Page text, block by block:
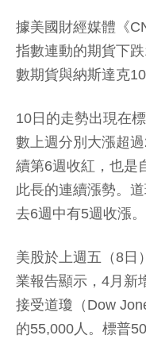
據美國財經媒體《
指數連動的期貨下
數期貨與納斯達克
10日的走勢出現在
數上週分別大漲超
續第6週收紅，也是
此長的連續漲勢。
去6週中有5週收漲。
美股於上週五（8日
業報告顯示，4月新
接受道瓊（Dow
的55,000人。標普